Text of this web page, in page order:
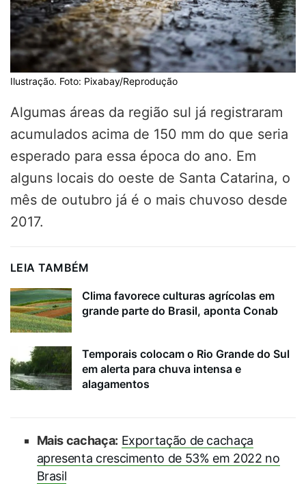
Ilustração. Foto: Pixabay/Reprodução
Algumas áreas da região sul já registraram
acumulados acima de 150 mm do que seria
esperado para essa época do ano. Em
alguns locais do oeste de Santa Catarina, o
mês de outubro já é o mais chuvoso desde
2017.
LEIA TAMBÉM
Clima favorece culturas agrícolas em
grande parte do Brasil, aponta Conab
Temporais colocam o Rio Grande do Sul
em alerta para chuva intensa e
alagamentos
Mais cachaça: Exportação de cachaça
apresenta crescimento de 53% em 2022 no
Brasil